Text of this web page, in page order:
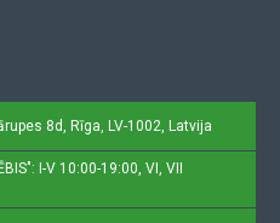
8d, Rīga, LV-1002, Latvija
I-V 10:00-19:00, VI, VII